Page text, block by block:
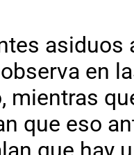
asiduos
en
mientras
que eso